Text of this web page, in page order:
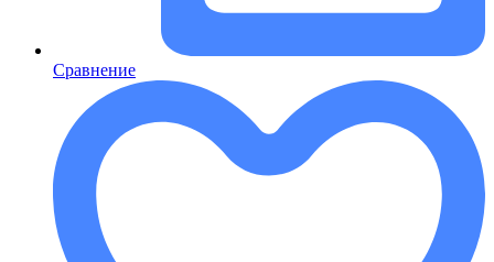
Сравнение